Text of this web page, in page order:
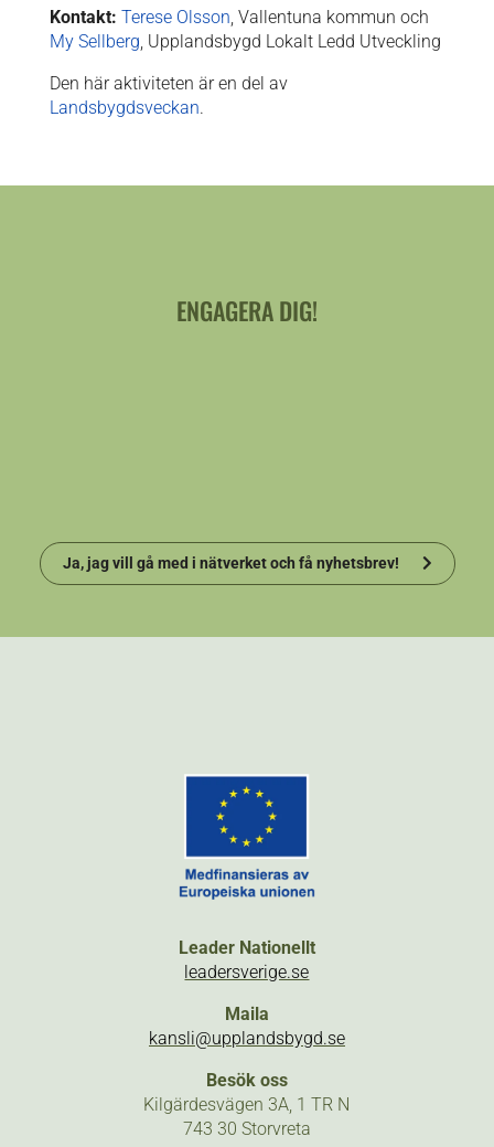
Kontakt: Terese Olsson, Vallentuna kommun och
My Sellberg, Upplandsbygd Lokalt Ledd Utveckling
Den här aktiviteten är en del av
Landsbygdsveckan.
ENGAGERA DIG!
Ja, jag vill gå med i nätverket och få nyhetsbrev!
Leader Nationellt
leadersverige.se
Maila
kansli@upplandsbygd.se
Besök oss
Kilgärdesvägen 3A, 1 TR N
743 30 Storvreta